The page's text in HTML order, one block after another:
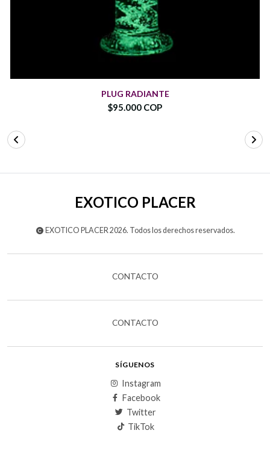
PLUG RADIANTE
$95.000 COP
EXOTICO PLACER
EXOTICO PLACER 2026. Todos los derechos reservados.
CONTACTO
CONTACTO
SÍGUENOS
Instagram
Facebook
Twitter
TikTok